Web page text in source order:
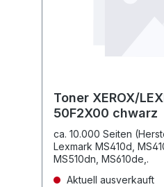
Toner XEROX/
50F2X00 chwarz
ca. 10.000 Seiten
Lexmark MS410d,
MS510dn, MS610de,.
Aktuell ausverkauft